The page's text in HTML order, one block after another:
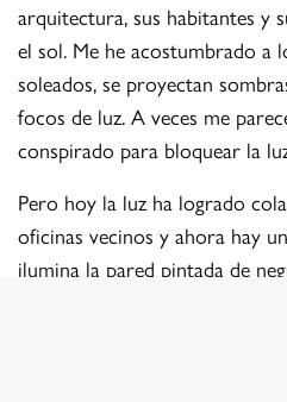
arquitectura, sus habitantes y
el sol. Me he acostumbrado a
soleados, se proyectan
focos de luz. A veces me
conspirado para bloquear la
Pero hoy la luz ha logrado
oficinas vecinos y ahora hay
ilumina la pared pintada de